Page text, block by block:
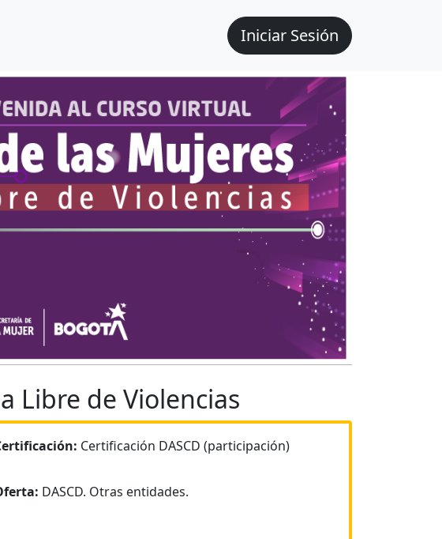
Iniciar Sesión
Libre de Violencias
Certificación DASCD (participación)
DASCD. Otras entidades.